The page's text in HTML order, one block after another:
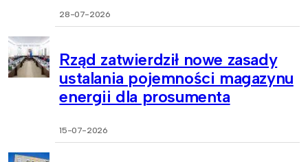
28-07-2026
Rząd zatwierdził nowe zasady
ustalania pojemności magazynu
energii dla prosumenta
15-07-2026